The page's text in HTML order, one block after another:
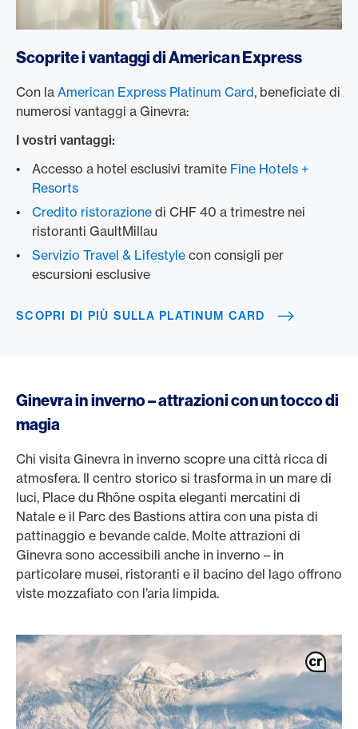
Scoprite i vantaggi di American Express
Con la American Express Platinum Card, beneficiate di
numerosi vantaggi a Ginevra:
I vostri vantaggi:
Accesso a hotel esclusivi tramite Fine Hotels +
Resorts
Credito ristorazione di CHF 40 a trimestre nei
ristoranti GaultMillau
Servizio Travel & Lifestyle con consigli per
escursioni esclusive
SCOPRI DI PIÙ SULLA PLATINUM CARD
Ginevra in inverno – attrazioni con un tocco di
magia
Chi visita Ginevra in inverno scopre una città ricca di
atmosfera. Il centro storico si trasforma in un mare di
luci, Place du Rhône ospita eleganti mercatini di
Natale e il Parc des Bastions attira con una pista di
pattinaggio e bevande calde. Molte attrazioni di
Ginevra sono accessibili anche in inverno – in
particolare musei, ristoranti e il bacino del lago offrono
viste mozzafiato con l’aria limpida.